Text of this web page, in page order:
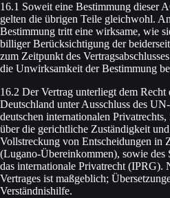
16.1 Soweit eine Bestimmung dieser
gelten die übrigen Teile gleichwohl.
Bestimmung tritt eine wirksame, wie
billiger Berücksichtigung der
zum Zeitpunkt des
die Unwirksamkeit der Bestimmung
16.2 Der Vertrag unterliegt dem
Deutschland unter Ausschluss des
deutschen internationalen
über die gerichtliche Zuständigkeit
Vollstreckung von Entscheidungen in
(Lugano-Übereinkommen), sowie des
das internationale Privatrecht (IPRG).
Vertrages ist maßgeblich;
Verständnishilfe.